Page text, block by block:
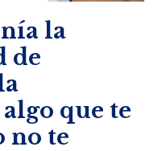
la
de
que te
no te